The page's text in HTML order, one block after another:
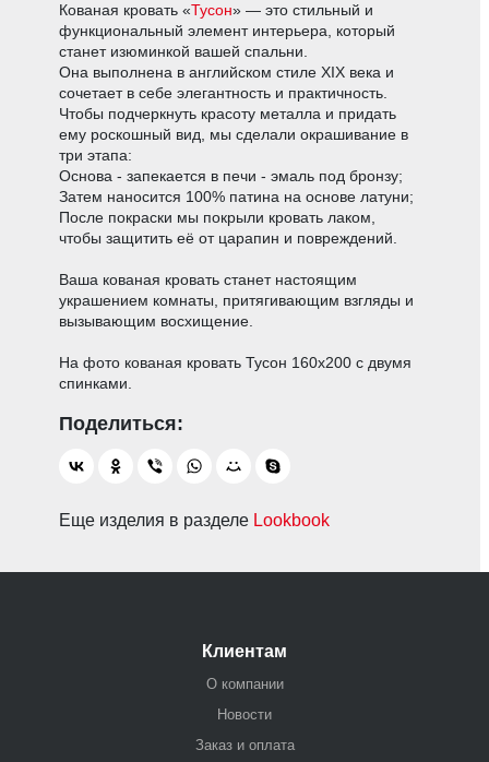
Кованая кровать «Тусон» — это стильный и
функциональный элемент интерьера, который
станет изюминкой вашей спальни.
Она выполнена в английском стиле XIX века и
сочетает в себе элегантность и практичность.
Чтобы подчеркнуть красоту металла и придать
ему роскошный вид, мы сделали окрашивание в
три этапа:
Основа - запекается в печи - эмаль под бронзу;
Затем наносится 100% патина на основе латуни;
После покраски мы покрыли кровать лаком,
чтобы защитить её от царапин и повреждений.
Ваша кованая кровать станет настоящим
украшением комнаты, притягивающим взгляды и
вызывающим восхищение.
На фото кованая кровать Тусон 160х200 с двумя
спинками.
Еще изделия в разделе Lookbook
Клиентам
О компании
Новости
Заказ и оплата